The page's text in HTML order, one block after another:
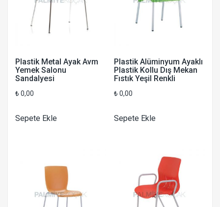
Plastik Metal Ayak Avm
Yemek Salonu
Sandalyesi
₺ 0,00
Sepete Ekle
Plastik Alüminyum Ayaklı
Plastik Kollu Dış Mekan
Fıstık Yeşil Renkli
₺ 0,00
Sepete Ekle